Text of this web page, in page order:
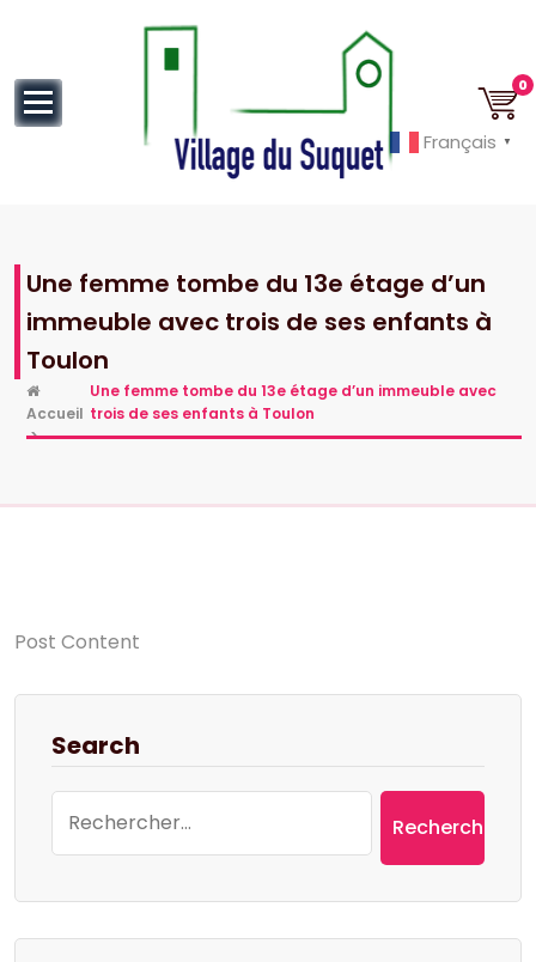
0
Une femme tombe du 13e étage d’un
immeuble avec trois de ses enfants à
Toulon
Accueil
>
Une femme tombe du 13e étage d’un immeuble avec
trois de ses enfants à Toulon
Post Content
Search
Français ▼